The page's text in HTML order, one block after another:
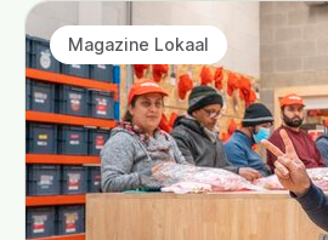
Magazine Lokaal